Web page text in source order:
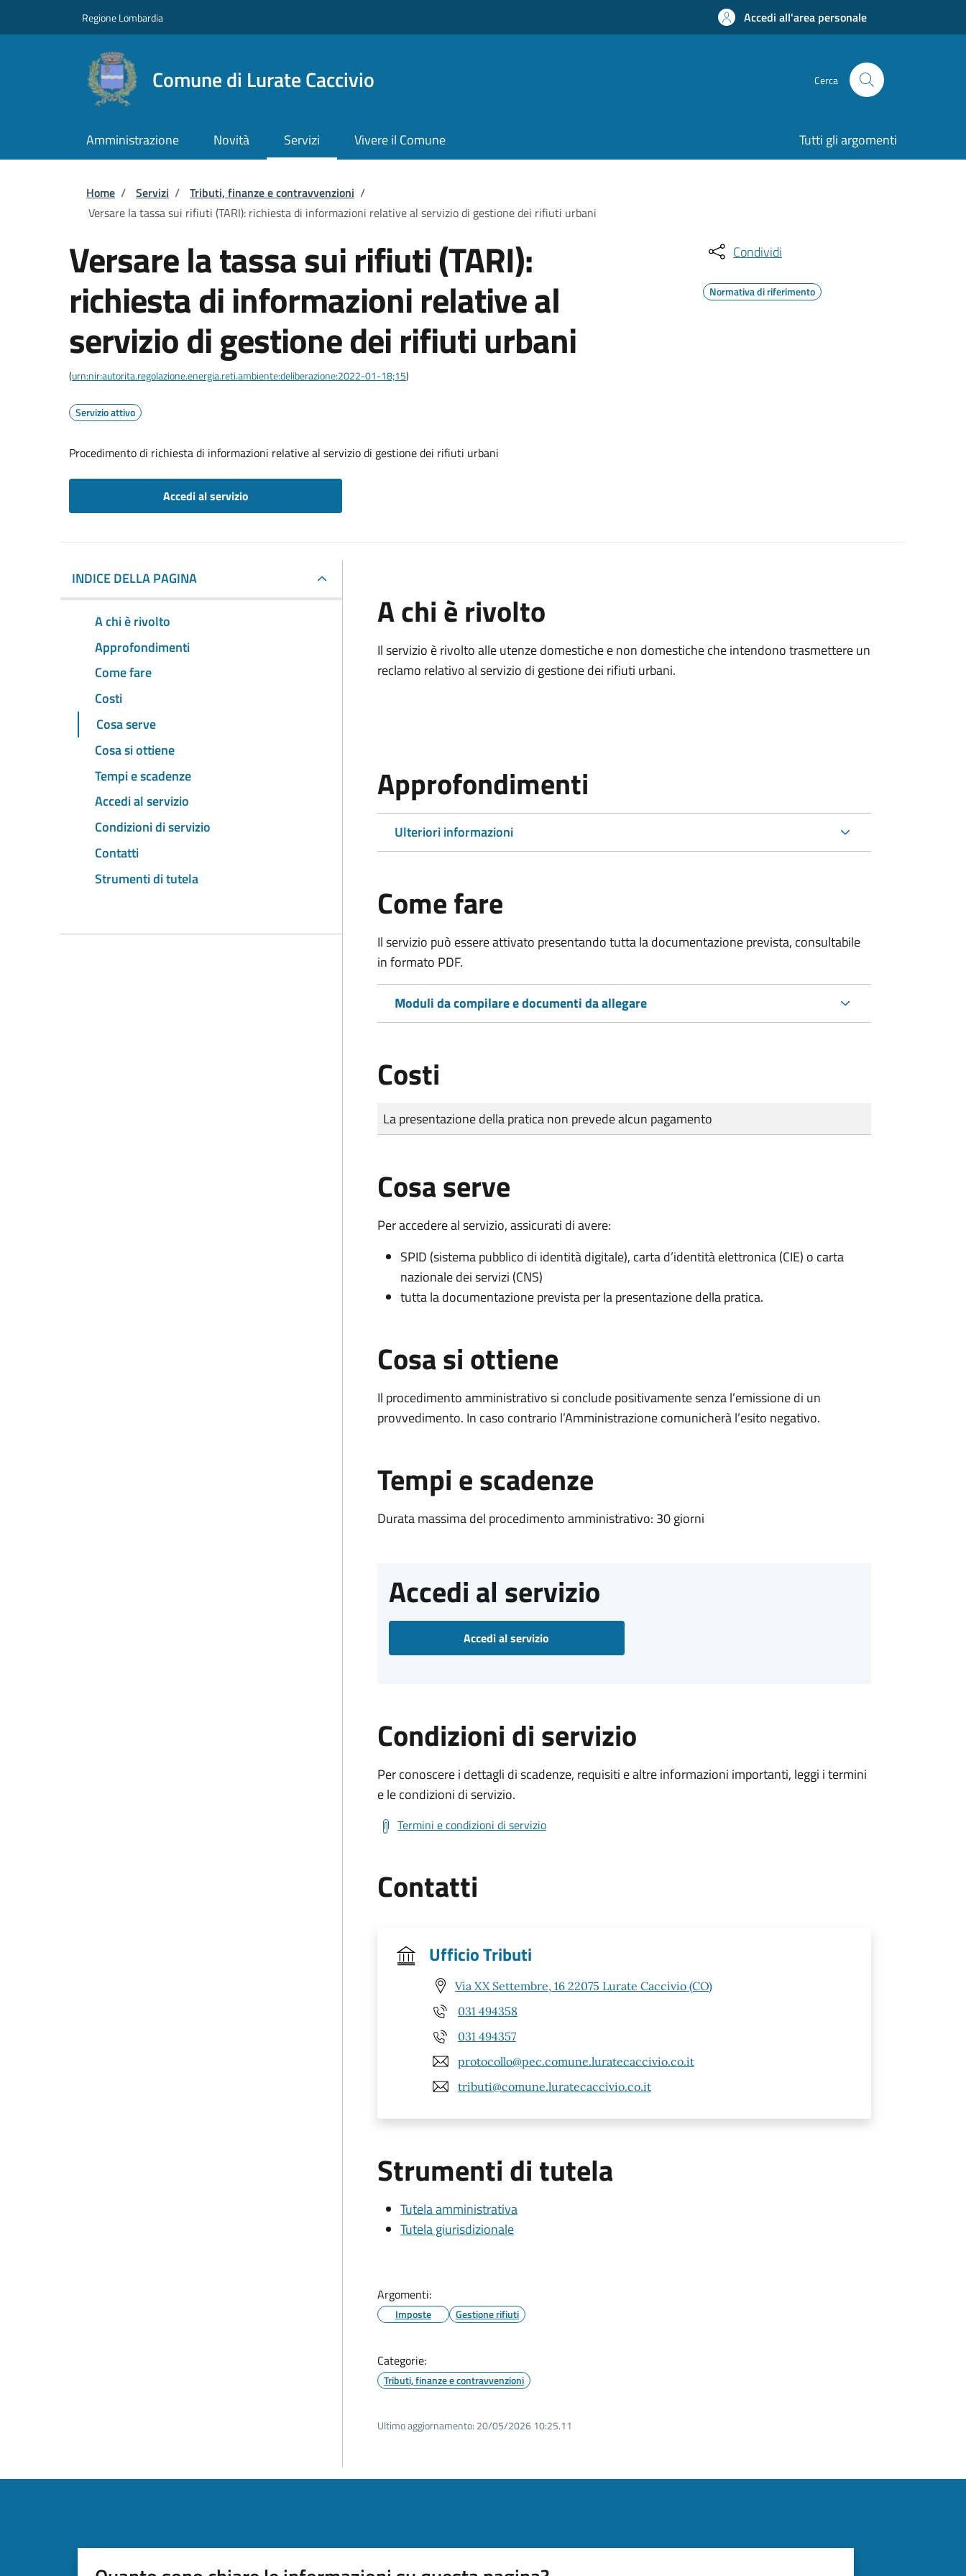
Regione Lombardia Accedi all'area personale
Comune di Lurate Caccivio Cerca
Amministrazione Novità Servizi Vivere il Comune Tutti gli argomenti
Briciole di pane
Home / Servizi / Tributi, finanze e contravvenzioni /
Versare la tassa sui rifiuti (TARI): richiesta di informazioni relative al servizio di gestione dei rifiuti urbani
Versare la tassa sui rifiuti (TARI):
richiesta di informazioni relative al
servizio di gestione dei rifiuti urbani
(urn:nir:autorita.regolazione.energia.reti.ambiente:deliberazione:2022-01-18;15)
Servizio attivo
Procedimento di richiesta di informazioni relative al servizio di gestione dei rifiuti urbani
Accedi al servizio
Condividi
Normativa di riferimento
INDICE DELLA PAGINA
A chi è rivolto
Approfondimenti
Come fare
Costi
Cosa serve
Cosa si ottiene
Tempi e scadenze
Accedi al servizio
Condizioni di servizio
Contatti
Strumenti di tutela
A chi è rivolto
Il servizio è rivolto alle utenze domestiche e non domestiche che intendono trasmettere un
reclamo relativo al servizio di gestione dei rifiuti urbani.
Approfondimenti
Ulteriori informazioni
Come fare
Il servizio può essere attivato presentando tutta la documentazione prevista, consultabile
in formato PDF.
Moduli da compilare e documenti da allegare
Costi
Tipo di pagamento
Importo
La presentazione della pratica non prevede alcun pagamento
Cosa serve
Per accedere al servizio, assicurati di avere:
SPID (sistema pubblico di identità digitale), carta d’identità elettronica (CIE) o carta
nazionale dei servizi (CNS)
tutta la documentazione prevista per la presentazione della pratica.
Cosa si ottiene
Il procedimento amministrativo si conclude positivamente senza l’emissione di un
provvedimento. In caso contrario l’Amministrazione comunicherà l’esito negativo.
Tempi e scadenze
Durata massima del procedimento amministrativo: 30 giorni
Accedi al servizio
Accedi al servizio
Condizioni di servizio
Per conoscere i dettagli di scadenze, requisiti e altre informazioni importanti, leggi i termini
e le condizioni di servizio.
Termini e condizioni di servizio
Contatti
Ufficio Tributi
Via XX Settembre, 16 22075 Lurate Caccivio (CO)
031 494358
031 494357
protocollo@pec.comune.luratecaccivio.co.it
tributi@comune.luratecaccivio.co.it
Strumenti di tutela
Tutela amministrativa
Tutela giurisdizionale
Argomenti:
Imposte Gestione rifiuti
Categorie:
Tributi, finanze e contravvenzioni
Ultimo aggiornamento: 20/05/2026 10:25.11